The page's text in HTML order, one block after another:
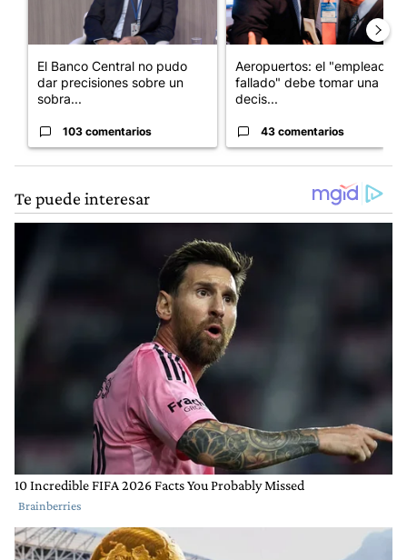
El Banco Central no pudo
dar precisiones sobre un
sobra...
103 comentarios
Aeropuertos: el "empleado
fallado" debe tomar una
decis...
43 comentarios